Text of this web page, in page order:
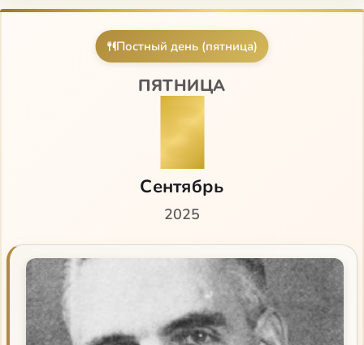
Постный день (пятница)
ПЯТНИЦА
5
Сентябрь
2025